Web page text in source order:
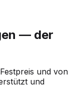
— der
und von
und